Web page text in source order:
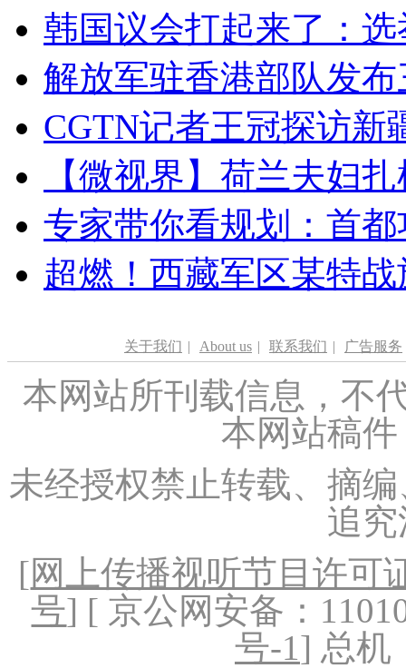
韩国议会打起来了：
解放军驻香港部队发
CGTN记者王冠探访新
【微视界】荷兰夫妇
专家带你看规划：首
超燃！西藏军区某特
关于我们 | About us | 联系我们 | 广告服务
本网站所刊载信息，不
本网站稿
未经授权禁止转载、摘
追
[网上传播视听节目许可
号] [ 京公网安备：
号-1] 总机